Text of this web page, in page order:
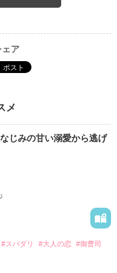
ェア
メ
じみの甘い溺愛から逃げ
#スパダリ #大人の恋 #御曹司